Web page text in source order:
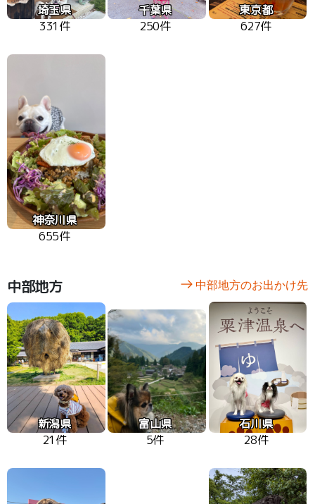
埼玉県
331件
千葉県
250件
東京都
627件
神奈川県
655件
中部地方 中部地方のお出かけ先
新潟県
21件
富山県
5件
石川県
28件